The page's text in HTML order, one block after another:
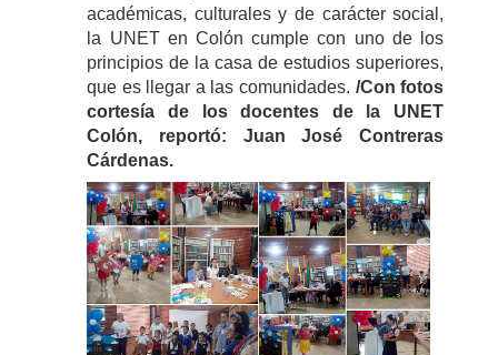
académicas, culturales y de carácter social,
la UNET en Colón cumple con uno de los
principios de la casa de estudios superiores,
que es llegar a las comunidades. /Con fotos
cortesía de los docentes de la UNET
Colón, reportó: Juan José Contreras
Cárdenas.